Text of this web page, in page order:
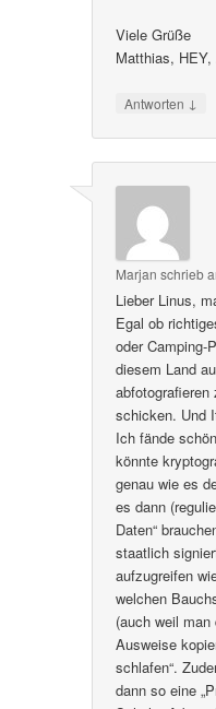
Viele Grüße
Matthias,
Antworten ↓
Marjan schrieb
Lieber Linus,
Egal ob
oder Camping-
diesem Land
schicken. Und
Ich fände
könnte
genau wie es
es dann
Daten“
staatlich
aufzugreifen
welchen
(auch weil
Ausweise
schlafen“.
dann so eine